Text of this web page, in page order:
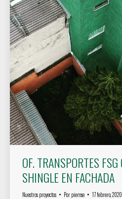
OF. TRANSPORTES
SHINGLE EN FACHADA
Nuestros proyectos Porpiemse 17 febrero, 2020